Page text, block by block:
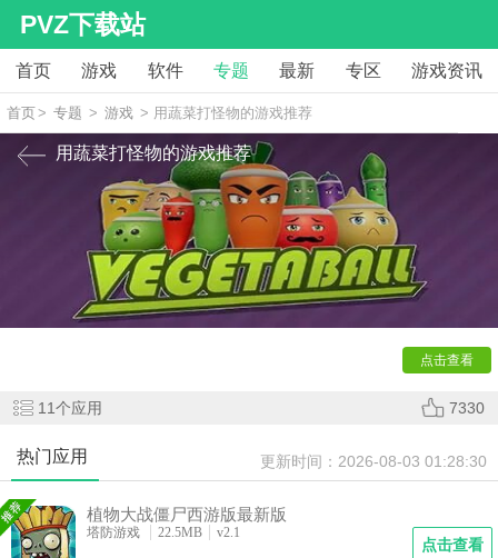
PVZ下载站
首页 游戏 软件 专题 最新 专区 游戏资讯
首页> 专题 > 游戏 > 用蔬菜打怪物的游戏推荐
用蔬菜打怪物的游戏推荐
点击查看
小编今天给广大的玩家整理了一些用蔬菜打怪物的游戏，
玩家操控各类果蔬化身勇士，通过弹射、投掷等方式攻击来袭
怪物，守护家园。在轻松解压的氛围中，体验妙趣横生的果蔬
11个应用 7330
热门应用 更新时间： 2026-08-03 01:28:30
植物大战僵尸西游版最新版
塔防游戏 22.5MB v2.1
点击查看